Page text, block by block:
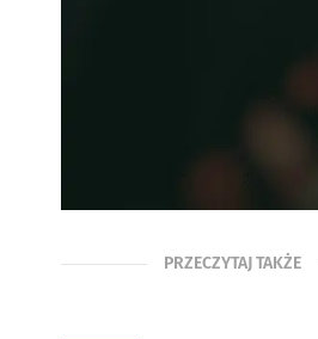
PRZECZYTAJ TAKŻE